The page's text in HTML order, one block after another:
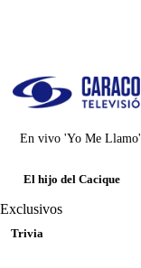
En vivo 'Yo Me Llamo'
El hijo del Cacique
Exclusivos
Trivia